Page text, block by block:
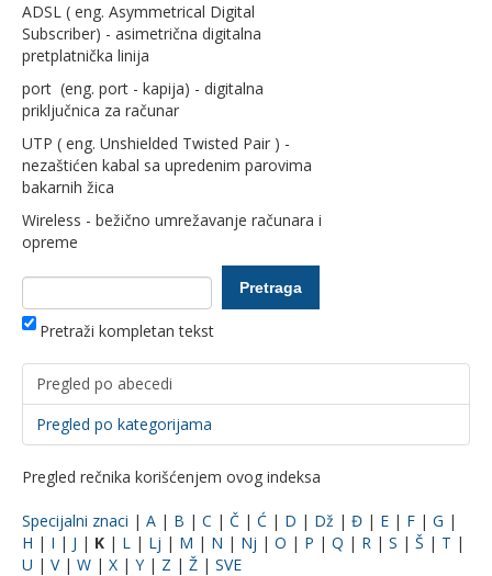
ADSL ( eng. Asymmetrical Digital
Subscriber) - asimetrična digitalna
pretplatnička linija
port (eng. port - kapija) - digitalna
priključnica za računar
UTP ( eng. Unshielded Twisted Pair ) -
nezaštićen kabal sa upredenim parovima
bakarnih žica
Wireless - bežično umrežavanje računara i
opreme
Pretraži kompletan tekst
Pregled po abecedi
Pregled po kategorijama
Pregled rečnika korišćenjem ovog indeksa
Specijalni znaci | A | B | C | Č | Ć | D | Dž | Đ | E | F | G |
H | I | J | K | L | Lj | M | N | Nj | O | P | Q | R | S | Š | T |
U | V| W | X | Y| Z | Ž | SVE